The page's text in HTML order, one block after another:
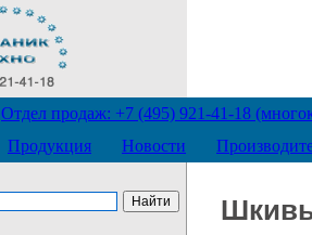
Отдел продаж: +7 (495) 921-41-18
Продукция Новости